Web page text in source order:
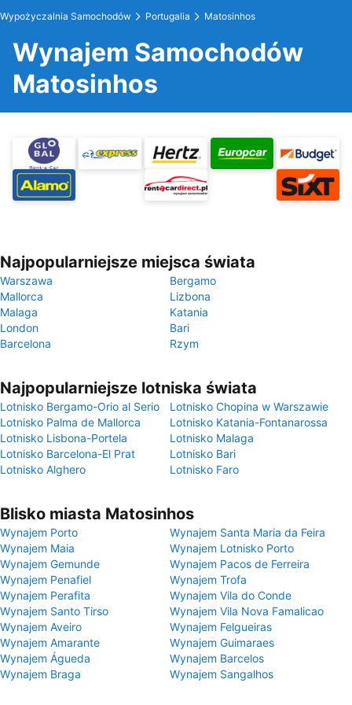
Wypożyczalnia Samochodów Portugalia Matosinhos
Wynajem Samochodów
Matosinhos
Najpopularniejsze miejsca świata
Warszawa
Bergamo
Mallorca
Lizbona
Malaga
Katania
London
Bari
Barcelona
Rzym
Najpopularniejsze lotniska świata
Lotnisko Bergamo-Orio al Serio
Lotnisko Chopina w Warszawie
Lotnisko Palma de Mallorca
Lotnisko Katania-Fontanarossa
Lotnisko Lisbona-Portela
Lotnisko Malaga
Lotnisko Barcelona-El Prat
Lotnisko Bari
Lotnisko Alghero
Lotnisko Faro
Blisko miasta Matosinhos
Wynajem Porto
Wynajem Santa Maria da Feira
Wynajem Maia
Wynajem Lotnisko Porto
Wynajem Gemunde
Wynajem Pacos de Ferreira
Wynajem Penafiel
Wynajem Trofa
Wynajem Perafita
Wynajem Vila do Conde
Wynajem Santo Tirso
Wynajem Vila Nova Famalicao
Wynajem Aveiro
Wynajem Felgueiras
Wynajem Amarante
Wynajem Guimaraes
Wynajem Águeda
Wynajem Barcelos
Wynajem Braga
Wynajem Sangalhos